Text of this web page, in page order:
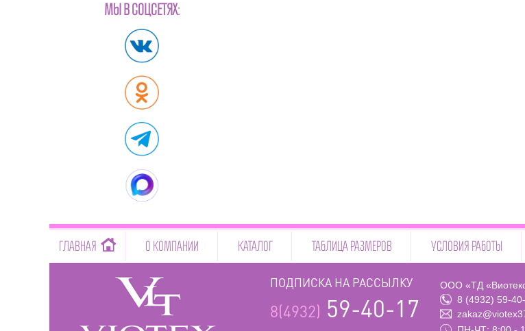
МЫ В СОЦСЕТЯХ:
ГЛАВНАЯ О КОМПАНИИ КАТАЛОГ ТАБЛИЦА РАЗМЕРОВ УСЛОВИЯ РАБОТЫ
ПОДПИСКА НА РАССЫЛКУ
8(4932) 59-40-17
ООО «ТД
8 (4932) 59-
-->